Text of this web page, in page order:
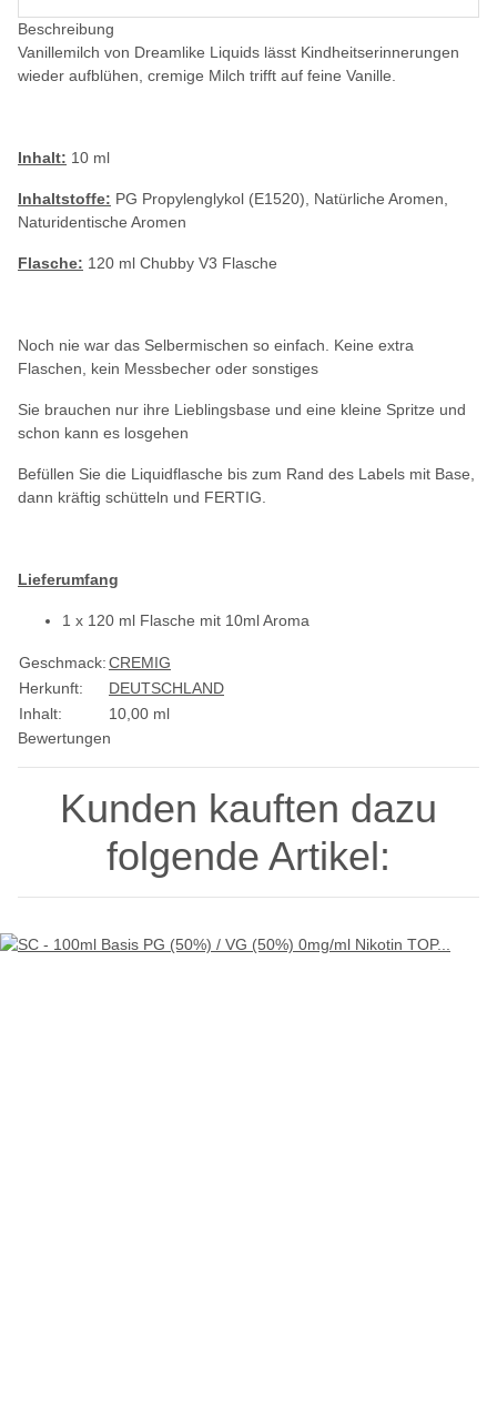
Beschreibung
Vanillemilch von Dreamlike Liquids lässt Kindheitserinnerungen
wieder aufblühen, cremige Milch trifft auf feine Vanille.
Inhalt: 10 ml
Inhaltstoffe: PG Propylenglykol (E1520), Natürliche Aromen,
Naturidentische Aromen
Flasche: 120 ml Chubby V3 Flasche
Noch nie war das Selbermischen so einfach. Keine extra
Flaschen, kein Messbecher oder sonstiges
Sie brauchen nur ihre Lieblingsbase und eine kleine Spritze und
schon kann es losgehen
Befüllen Sie die Liquidflasche bis zum Rand des Labels mit Base,
dann kräftig schütteln und FERTIG.
Lieferumfang
1 x 120 ml Flasche mit 10ml Aroma
Geschmack:CREMIG
Herkunft:
DEUTSCHLAND
Inhalt:
10,00 ml
Bewertungen
Kunden kauften dazu
folgende Artikel: